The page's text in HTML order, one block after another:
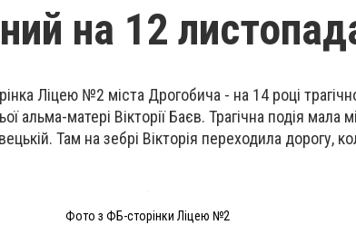
на 12
Ліцею №2 міста Дрогобича - на 14 році
альма-матері Вікторії Баєв. Трагічна подія мала
Там на зебрі Вікторія переходила дорогу,
Фото з ФБ-сторінки Ліцею №2